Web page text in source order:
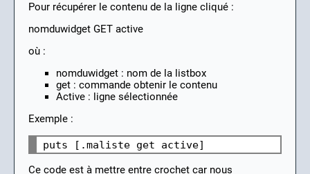
Pour récupérer le contenu de la ligne cliqué :
nomduwidget GET active
où :
nomduwidget : nom de la listbox
get : commande obtenir le contenu
Active : ligne sélectionnée
Exemple :
Ce code est à mettre entre crochet car nous